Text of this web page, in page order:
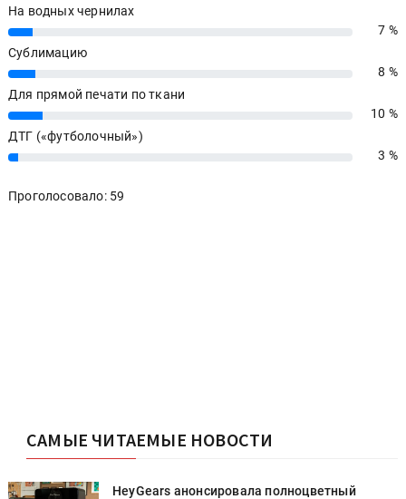
На водных чернилах
7%
7 %
Сублимацию
8%
8 %
Для прямой печати по ткани
10%
10 %
ДТГ («футболочный»)
3% 3 %
Проголосовало: 59
САМЫЕ ЧИТАЕМЫЕ НОВОСТИ
HeyGears анонсировала полноцветный